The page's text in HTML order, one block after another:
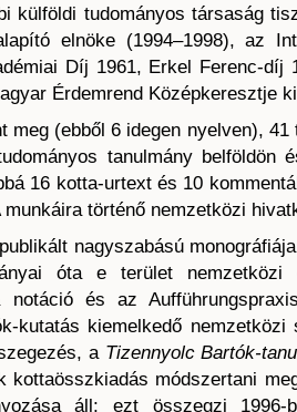
külföldi tudományos társaság
elnöke (1994–1998), az
Díj 1961, Erkel Ferenc-díj
Érdemrend Középkeresztje
meg (ebből 6 idegen nyelven),
tanulmány
16 kotta-urtext és 10
történő nemzetközi
nagyszabású
óta e terület nemzetközi
és az
kutatás kiemelkedő
a Tizennyolc Bartók-
kottaösszkiadás módszertani
áll; ezt összegzi